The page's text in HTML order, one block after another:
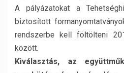
A pályázatokat a
biztosított
rendszerbe kell föltölteni
között.
Kiválasztás, az